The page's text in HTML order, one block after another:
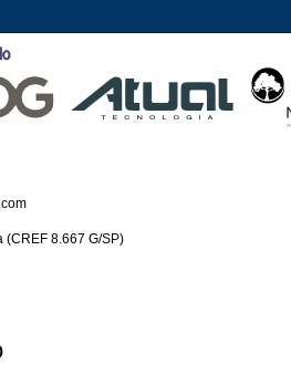
(CREF 8.667 G/SP)